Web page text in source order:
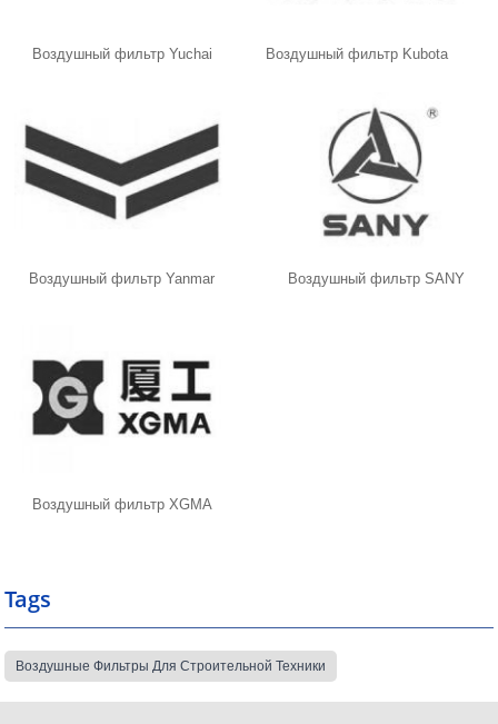
Воздушный фильтр Yuchai Воздушный фильтр Kubota
Воздушный фильтр Yanmar Воздушный фильтр SANY
Воздушный фильтр XGMA
Tags
Воздушные Фильтры Для Строительной Техники